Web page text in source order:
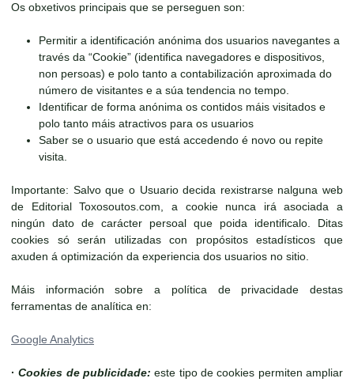
Os obxetivos principais que se perseguen son:
Permitir a identificación anónima dos usuarios navegantes a
través da “Cookie” (identifica navegadores e dispositivos,
non persoas) e polo tanto a contabilización aproximada do
número de visitantes e a súa tendencia no tempo.
Identificar de forma anónima os contidos máis visitados e
polo tanto máis atractivos para os usuarios
Saber se o usuario que está accedendo é novo ou repite
visita.
Importante: Salvo que o Usuario decida rexistrarse nalguna web
de Editorial Toxosoutos.com, a cookie nunca irá asociada a
ningún dato de carácter persoal que poida identificalo. Ditas
cookies só serán utilizadas con propósitos estadísticos que
axuden á optimización da experiencia dos usuarios no sitio.
Máis información sobre a política de privacidade destas
ferramentas de analítica en:
Google Analytics
·Cookies de publicidade: este tipo de cookies permiten ampliar